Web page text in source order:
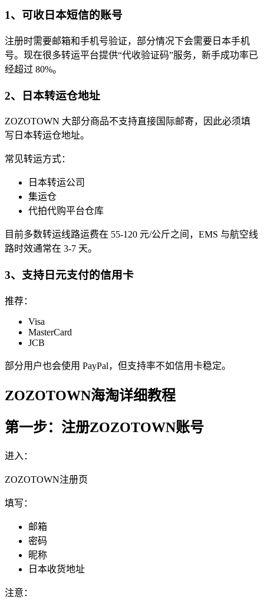
1、可收日本短信的账号
注册时需要邮箱和手机号验证，部分情况下会需要日本手机
号。现在很多转运平台提供“代收验证码”服务，新手成功率已
经超过 80%。
2、日本转运仓地址
ZOZOTOWN 大部分商品不支持直接国际邮寄，因此必须填
写日本转运仓地址。
常见转运方式：
日本转运公司
集运仓
代拍代购平台仓库
目前多数转运线路运费在 55-120 元/公斤之间，EMS 与航空线
路时效通常在 3-7 天。
3、支持日元支付的信用卡
推荐：
Visa
MasterCard
JCB
部分用户也会使用 PayPal，但支持率不如信用卡稳定。
ZOZOTOWN海淘详细教程
第一步：注册ZOZOTOWN账号
进入：
ZOZOTOWN注册页
填写：
邮箱
密码
昵称
日本收货地址
注意：